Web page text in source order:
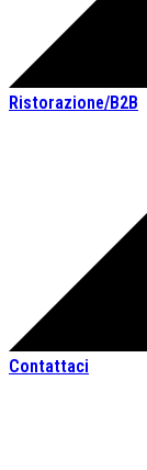
Ristorazione/B2B
Contattaci